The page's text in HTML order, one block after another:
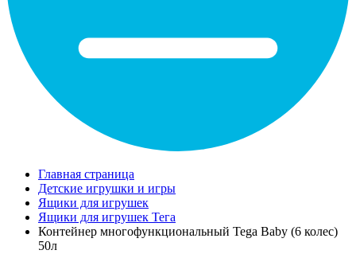
Главная страница
Детские игрушки и игры
Ящики для игрушек
Ящики для игрушек Тега
Контейнер многофункциональный Tega Baby (6 колес)
50л